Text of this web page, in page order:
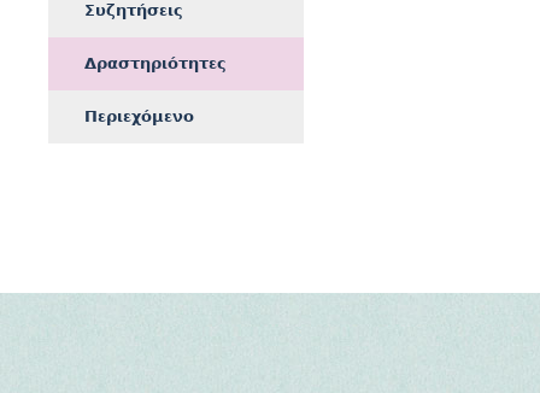
Συζητήσεις
Δραστηριότητες
Περιεχόμενο